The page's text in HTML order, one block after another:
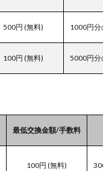
500円 (無料) 1000円分
100円 (無料) 5000円分
最低交換金額/手数料
100円 (無料)